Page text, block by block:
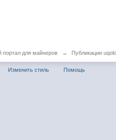
портал для майнеров → Публикации
Изменить стиль Помощь